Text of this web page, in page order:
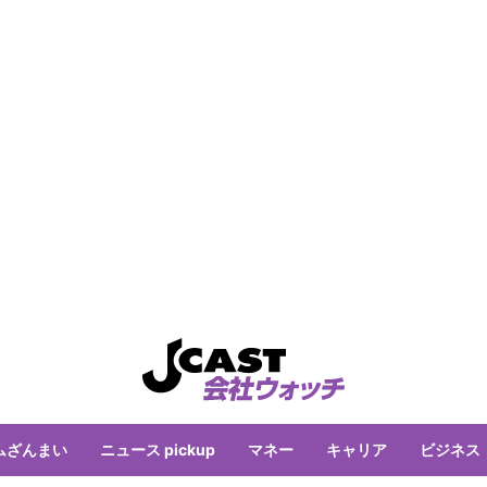
ざんまい ニュース pickup マネー キャリア ビジネス